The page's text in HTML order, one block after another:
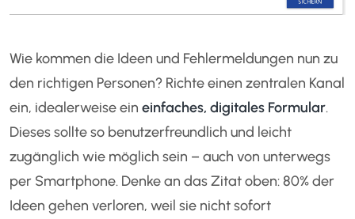
Wie kommen die Ideen und Fehlermeldungen nun zu
den richtigen Personen? Richte einen zentralen Kanal
ein, idealerweise eineinfaches, digitales Formular.
Dieses sollte so benutzerfreundlich und leicht
zugänglich wie möglich sein – auch von unterwegs
per Smartphone. Denke an das Zitat oben: 80% der
Ideen gehen verloren, weil sie nicht sofort